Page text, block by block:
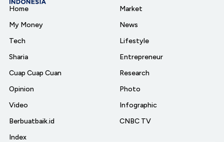
Home
My Money
Tech
Sharia
Cuap Cuap Cuan
Opinion
Video
Berbuatbaik.id
Index
Market
News
Lifestyle
Entrepreneur
Research
Photo
Infographic
CNBC TV